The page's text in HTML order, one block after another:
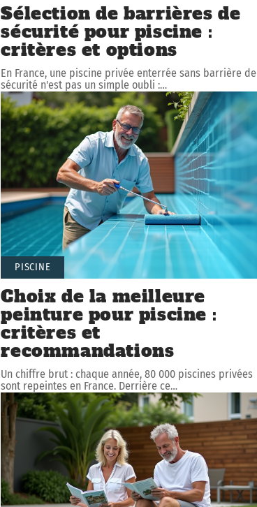
Sélection de barrières de
sécurité pour piscine :
critères et options
En France, une piscine privée enterrée sans barrière de
sécurité n'est pas un simple oubli :…
PISCINE
Choix de la meilleure
peinture pour piscine :
critères et
recommandations
Un chiffre brut : chaque année, 80 000 piscines privées
sont repeintes en France. Derrière ce…